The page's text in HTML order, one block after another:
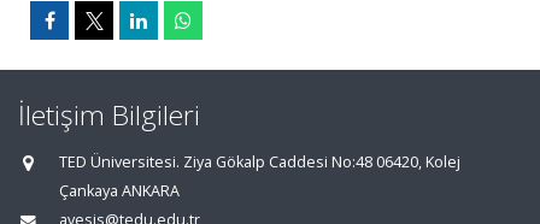
İletişim Bilgileri
TED Üniversitesi. Ziya Gökalp Caddesi No:48 06420, Kolej
Çankaya ANKARA
avesis@tedu.edu.tr